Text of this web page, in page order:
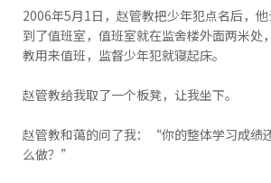
2006年5月1日，赵管教把少年犯点名后，
到了值班室，值班室就在监舍楼外面两米处
教用来值班，监督少年犯就寝起床。
赵管教给我取了一个板凳，让我坐下。
赵管教和蔼的问了我：“你的整体学习成绩
么做？”